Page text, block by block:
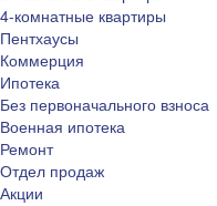
4-комнатные квартиры
Пентхаусы
Коммерция
Ипотека
Без первоначального взноса
Военная ипотека
Ремонт
Отдел продаж
Акции